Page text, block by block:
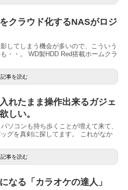
クラウド化するNASがロジ
してしまう機会が多いので、こういう
・・。 WD製HDD Red搭載ホームクラ
記事を読む
れたまま操作出来るガジェ
しい。
ソコンも持ち歩くことが増えて来て、
グを真剣に探してます。 これがなか
記事を読む
なる「カラオケの達人」